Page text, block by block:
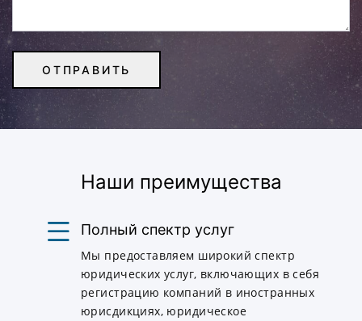
Наши преимущества
Полный спектр услуг
Мы предоставляем широкий спектр
юридических услуг, включающих в себя
регистрацию компаний в иностранных
юрисдикциях, юридическое